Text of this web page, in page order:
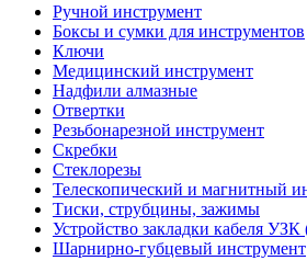
Ручной инструмент
Боксы и сумки для инструментов
Ключи
Медицинский инструмент
Надфили алмазные
Отвертки
Резьбонарезной инструмент
Скребки
Стеклорезы
Телескопический и магнитный
Тиски, струбцины, зажимы
Устройство закладки кабеля
Шарнирно-губцевый инструмент